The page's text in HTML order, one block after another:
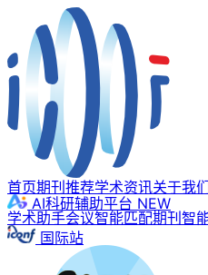
首页期刊推荐学术资讯关于我们
AI科研辅助平台 NEW
学术助手会议智能匹配期刊智
国际站